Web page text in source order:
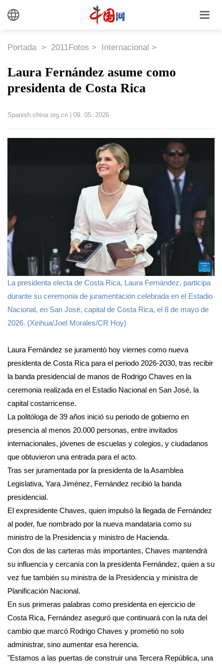
Portada > 2011Fotos > Internacional >
Laura Fernández asume como
presidenta de Costa Rica
Spanish.china.org.cn 09. 05. 2026
La presidenta electa de Costa Rica, Laura Fernández, participa
durante su ceremonia de juramentación celebrada en el Estadio
Nacional, en San José, capital de Costa Rica, el 8 de mayo de
2026. (Xinhua/Joel Morales/CR Hoy)
Laura Fernández se juramentó hoy viernes como nueva
presidenta de Costa Rica para el periodo 2026-2030, tras recibir
la banda presidencial de manos de Rodrigo Chaves en la
ceremonia realizada en el Estadio Nacional en San José, la
capital costarricense.
La politóloga de 39 años inició su periodo de gobierno en
presencia al menos 20.000 personas, entre invitados
internacionales, jóvenes de escuelas y colegios, y ciudadanos
que obtuvieron una entrada para el acto.
Tras ser juramentada por la presidenta de la Asamblea
Legislativa, Yara Jiménez, Fernández recibió la banda
presidencial.
El expresidente Chaves, quien impulsó la llegada de Fernández
al poder, fue nombrado por la nueva mandataria como su
ministro de la Presidencia y ministro de Hacienda.
Con dos de las carteras más importantes, Chaves mantendrá
su influencia y cercanía con la presidenta Fernández, quien a su
vez fue también su ministra de la Presidencia y ministra de
Planificación Nacional.
En sus primeras palabras como presidenta en ejercicio de
Costa Rica, Fernández aseguró que continuará con la ruta del
cambio que marcó Rodrigo Chaves y prometió no solo
administrar, sino aumentar esa herencia.
"Estamos a las puertas de construir una Tercera República, una